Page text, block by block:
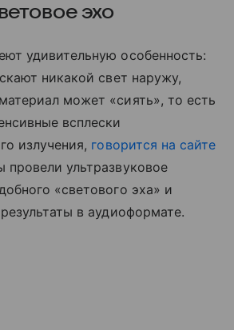
эхо
удивительную особенность:
никакой свет наружу,
может «сиять», то есть
всплески
излучения, говорится на сайте
провели ультразвуковое
«светового эха» и
в аудиоформате.